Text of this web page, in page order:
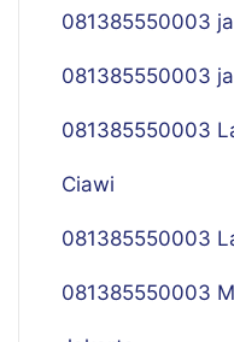
081385550003
081385550003
081385550003
Ciawi
081385550003
081385550003